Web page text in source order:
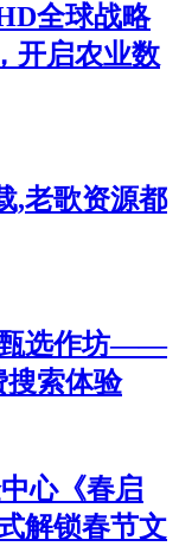
全球战略
开启农业数
,老歌资源都
甄选作坊——
索体验
心《春启
解锁春节文